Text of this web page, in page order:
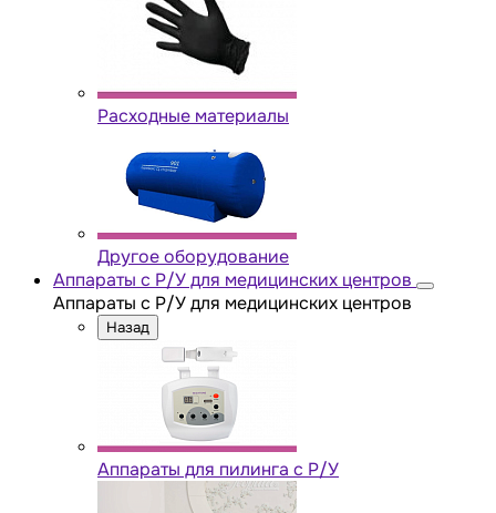
Расходные материалы
Другое оборудование
Аппараты с Р/У для медицинских центров
Аппараты с Р/У для медицинских центров
Назад
Аппараты для пилинга с Р/У